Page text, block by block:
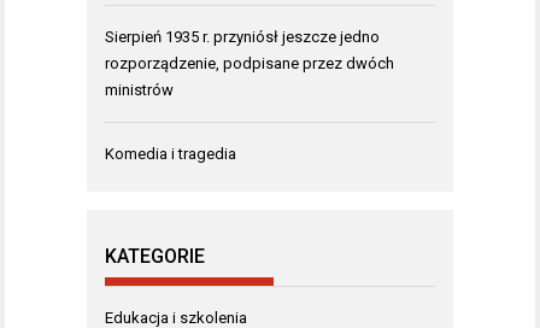
Sierpień 1935 r. przyniósł jeszcze jedno
rozporządzenie, podpisane przez dwóch
ministrów
Komedia i tragedia
KATEGORIE
Edukacja i szkolenia